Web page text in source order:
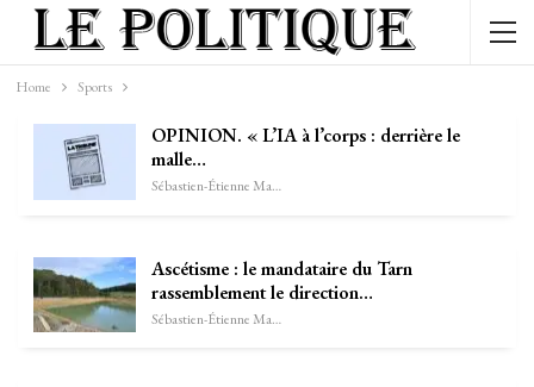
Home Sports
OPINION. « L’IA à l’corps : derrière le
malle…
Sébastien-Étienne Marechal
Ascétisme : le mandataire du Tarn
rassemblement le direction…
Sébastien-Étienne Marechal